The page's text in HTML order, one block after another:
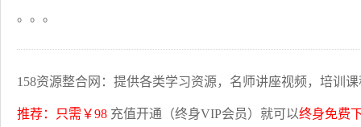
。。。
158资源整合网：提供各类学习资源，名师讲座视频，培训
推荐：只需￥98 充值开通（终身VIP会员）就可以终身免费